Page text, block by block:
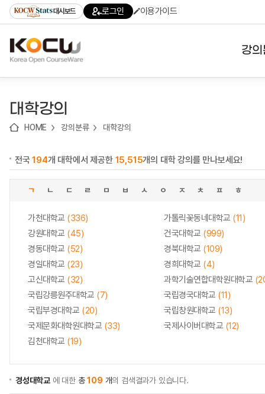
기
기
기
content)
가
대시보드 로그인 이용가이드
강
대학강의
HOME 강의분류 대학강의
전국194개 대학에서 제공한 15,515개의 대학 강의를 만나보세요!
ㄱ ㄴ ㄷ ㄹ ㅁ ㅂ ㅅ ㅇ ㅈ ㅊ ㅍ ㅎ
가천대학교 (336) 가톨릭꽃동네대학교 (11)
강원대학교 (45) 건국대학교 (999)
경동대학교 (52) 경북대학교 (109)
경일대학교 (23) 경희대학교 (4)
고신대학교 (32) 과학기술연합대학원대학교
국립강릉원주대학교 (7) 국립경국대학교 (11)
국립부경대학교 (20) 국립창원대학교 (13)
국제문화대학원대학교 (33) 국제사이버대학교 (12)
김천대학교 (19)
경성대학교 에 대한 총109 개의 검색결과가 있습니다.